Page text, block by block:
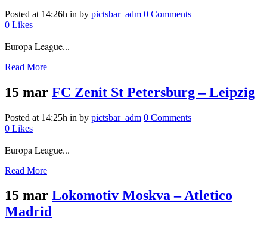
Posted at 14:26h in by pictsbar_adm 0 Comments
0 Likes
Europa League...
Read More
15 mar FC Zenit St Petersburg – Leipzig
Posted at 14:25h in by pictsbar_adm 0 Comments
0 Likes
Europa League...
Read More
15 mar Lokomotiv Moskva – Atletico
Madrid